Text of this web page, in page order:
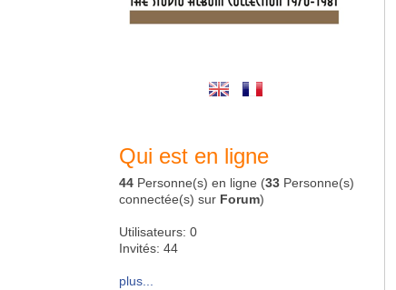
Qui est en ligne
44 Personne(s) en ligne (33 Personne(s)
connectée(s) sur Forum)
Utilisateurs: 0
Invités: 44
plus...